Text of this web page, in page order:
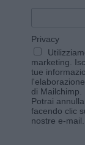
Privacy
marketing.
tue
l'elaborazione.
di Mailchimp
Potrai
facendo clic
nostre e-mail.